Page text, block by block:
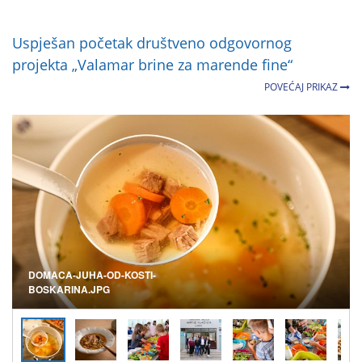
Uspješan početak društveno odgovornog
projekta „Valamar brine za marende fine“
POVEĆAJ PRIKAZ
DOMACA-JUHA-OD-KOSTI-
BOSKARINA.JPG